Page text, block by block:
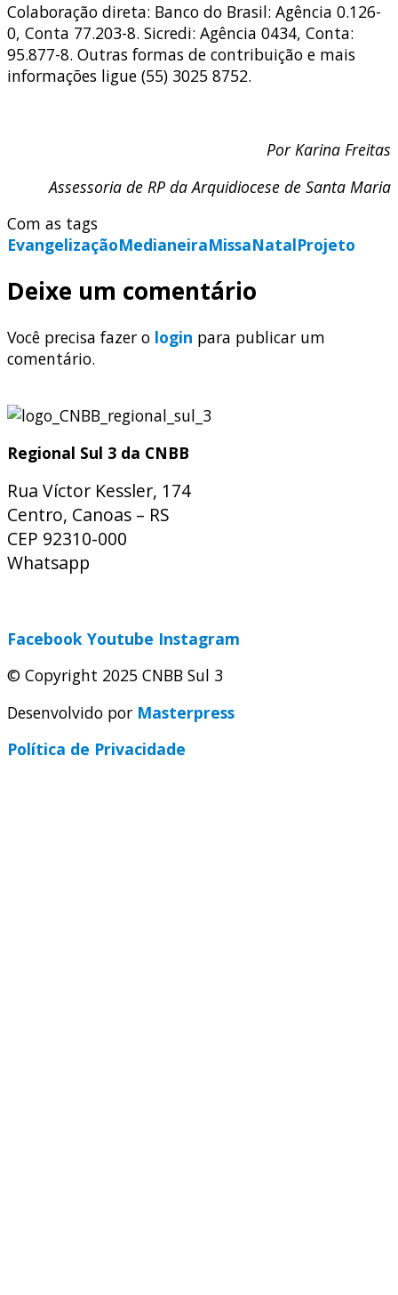
Colaboração direta: Banco do Brasil: Agência 0.126-
0, Conta 77.203-8. Sicredi: Agência 0434, Conta:
95.877-8. Outras formas de contribuição e mais
informações ligue (55) 3025 8752.
Por Karina Freitas
Assessoria de RP da Arquidiocese de Santa Maria
Com as tags
EvangelizaçãoMedianeiraMissaNatalProjeto
Deixe um comentário
Você precisa fazer o login para publicar um
comentário.
Regional Sul 3 da CNBB
Rua Víctor Kessler, 174
Centro, Canoas – RS
CEP 92310-000
Whatsapp
Facebook Youtube Instagram
© Copyright 2025 CNBB Sul 3
Desenvolvido por Masterpress
Política de Privacidade